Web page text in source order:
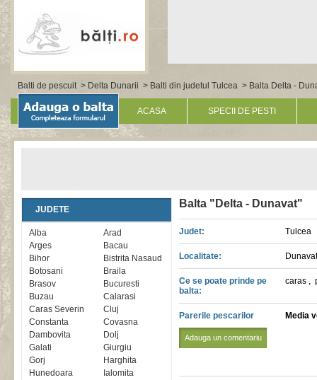
Balti de pescuit> Delta Dunarii > Balti din judetul Tulcea > Balta Delta -
ACASA SPECII DE PESTI
JUDETE
Alba
Arad
Arges
Bacau
Bihor
Bistrita Nasaud
Botosani
Braila
Brasov
Bucuresti
Buzau
Calarasi
Caras Severin
Cluj
Constanta
Covasna
Dambovita
Dolj
Galati
Giurgiu
Gorj
Harghita
Hunedoara
Ialomita
Balta "Delta - Dunavat"
Judet: Tulcea
Localitate:
Ce se poate prinde pe
balta:
caras ,
Parerile pescarilor
Adauga un comentariu
Media